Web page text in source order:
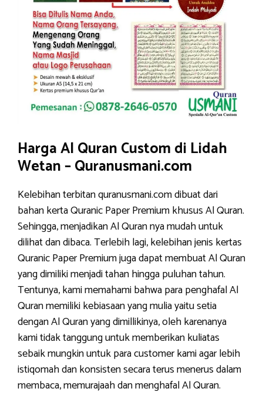
Harga Al Quran Custom di Lidah
Wetan – Quranusmani.com
Kelebihan terbitan quranusmani.com dibuat dari
bahan kerta Quranic Paper Premium khusus Al Quran.
Sehingga, menjadikan Al Quran nya mudah untuk
dilihat dan dibaca. Terlebih lagi, kelebihan jenis kertas
Quranic Paper Premium juga dapat membuat Al Quran
yang dimiliki menjadi tahan hingga puluhan tahun.
Tentunya, kami memahami bahwa para penghafal Al
Quran memiliki kebiasaan yang mulia yaitu setia
dengan Al Quran yang dimillikinya, oleh karenanya
kami tidak tanggung untuk memberikan kuliatas
sebaik mungkin untuk para customer kami agar lebih
istiqomah dan konsisten secara terus menerus dalam
membaca, memurajaah dan menghafal Al Quran.